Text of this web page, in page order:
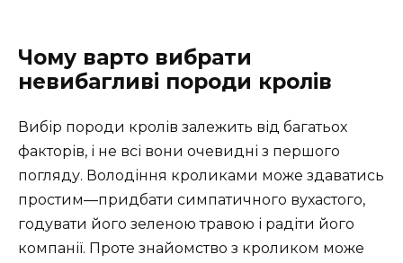
Чому варто вибрати
невибагливі породи кролів
Вибір породи кролів залежить від багатьох
факторів, і не всі вони очевидні з першого
погляду. Володіння кроликами може здаватись
простим—придбати симпатичного вухастого,
годувати його зеленою травою і радіти його
компанії. Проте знайомство з кроликом може